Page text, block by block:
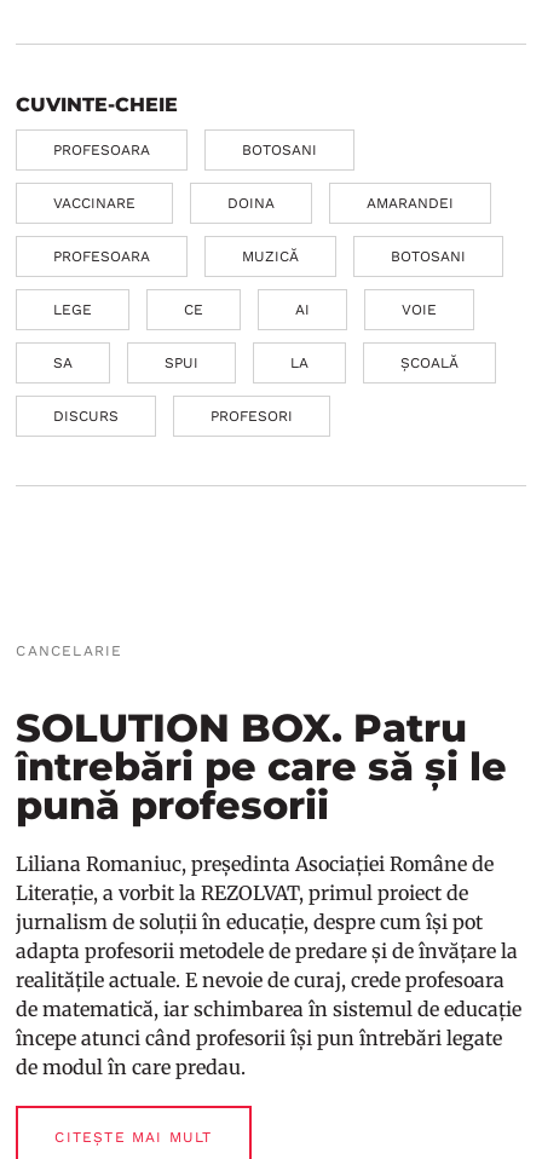
CUVINTE-CHEIE
PROFESOARA BOTOSANI
VACCINARE DOINA AMARANDEI
PROFESOARA MUZICĂ BOTOSANI
LEGE CE AI VOIE
SA SPUI LA ȘCOALĂ
DISCURS PROFESORI
CANCELARIE
SOLUTION BOX. Patru
întrebări pe care să și le
pună profesorii
Liliana Romaniuc, președinta Asociației Române de
Literație, a vorbit la REZOLVAT, primul proiect de
jurnalism de soluții în educație, despre cum își pot
adapta profesorii metodele de predare și de învățare la
realitățile actuale. E nevoie de curaj, crede profesoara
de matematică, iar schimbarea în sistemul de educație
începe atunci când profesorii își pun întrebări legate
de modul în care predau.
CITEȘTE MAI MULT